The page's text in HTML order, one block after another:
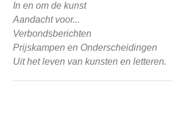
In en om de kunst
Aandacht voor...
Verbondsberichten
Prijskampen en Onderscheidingen
Uit het leven van kunsten en letteren.